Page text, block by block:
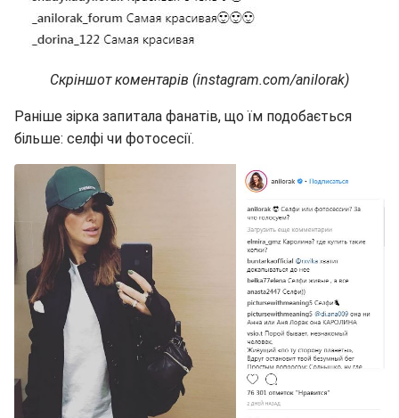
Скріншот коментарів (instagram.com/anilorak)
Раніше зірка запитала фанатів, що їм подобається
більше: селфі чи фотосесії.